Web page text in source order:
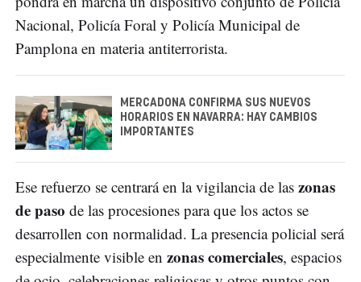
Nacional, Policía Foral y Policía Municipal de
Pamplona en materia antiterrorista.
MERCADONA CONFIRMA SUS NUEVOS
HORARIOS EN NAVARRA: HAY CAMBIOS
IMPORTANTES
Ese refuerzo se centrará en la vigilancia de las zonas
de paso de las procesiones para que los actos se
desarrollen con normalidad. La presencia policial será
especialmente visible en zonas comerciales, espacios